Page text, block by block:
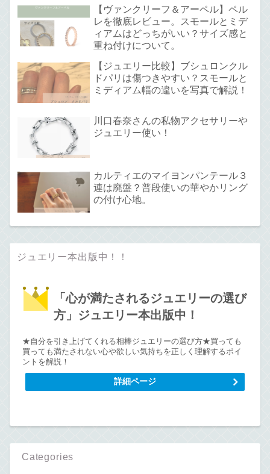
【ヴァンクリーフ＆アーペル】ペル
レを徹底レビュー。スモールとミデ
ィアムはどっちがいい？サイズ感と
重ね付けについて。
【ジュエリー比較】ブシュロンクル
ドパリは傷つきやすい？スモールと
ミディアム幅の違いを写真で解説！
川口春奈さんの私物アクセサリーや
ジュエリー使い！
カルティエのマイヨンパンテール３
連は廃盤？普段使いの華やかリング
の付け心地。
ジュエリー本出版中！！
「心が満たされるジュエリーの選び
方」ジュエリー本出版中！
★自分を引き上げてくれる相棒ジュエリーの選び方★買っても
買っても満たされない心や欲しい気持ちを正しく理解するポイ
ントを解説！
詳細ページ
Categories